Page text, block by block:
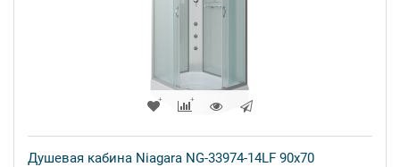
Душевая кабина Niagara NG-33974-14LF 90x70